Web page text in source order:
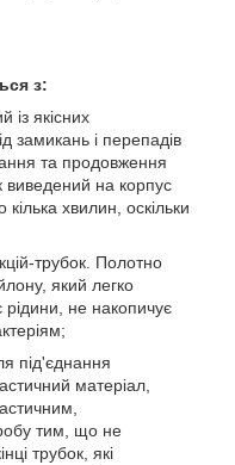
з:
із якісних
замикань і перепадів
та продовження
виведений на корпус
хвилин, оскільки
трубок. Полотно
який легко
не накопичує
під'єднання
матеріал,
тим, що не
трубок, які